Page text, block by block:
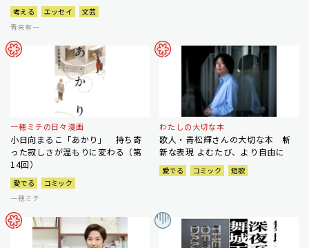
考える エッセイ
文芸
青来有一
一穂ミチの日々漫画
小日向まるこ「あかり」 持ち寄
った寂しさが温もりに変わる（第
14回）
愛でる
コミック
一穂ミチ
わたしの大切な本
歌人・青松輝さんの大切な本 斬
新な表現 よむたび、より自由に
愛でる コミック 短歌